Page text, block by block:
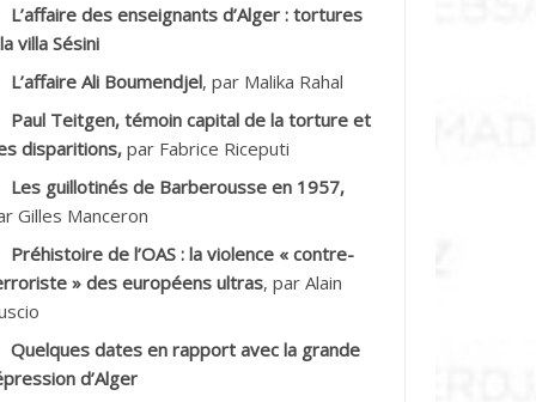
Tahar
Ramdane *
Baghdad*
Boualem*
L’affaire des enseignants d’Alger : tortures
villa Sésini
L’affaire Ali Boumendjel, par Malika Rahal
Paul Teitgen, témoin capital de la torture et
disparitions, par Fabrice Riceputi
Les guillotinés de Barberousse en 1957,
Gilles Manceron
Préhistoire de l’OAS : la violence « contre-
» des européens ultras, par Alain
Quelques dates en rapport avec la grande
d’Alger